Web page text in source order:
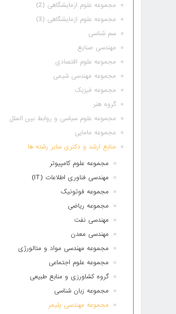
مجموعه علوم ازمایشگاهی (2)
مجموعه علوم ازمایشگاهی (3)
سم شناسی
مهندسی صنایع
مجموعه علوم اقتصادی
مجموعه مهندسی شیمی
مجموعه فیزیک
گروه هنر
مجموعه علوم سیاسی و روابط بین الملل
مجموعه مامایی
منابع ارشد و دکتری سایر رشته ها
مجموعه علوم کامپیوتر
مهندسی فناوری اطلاعات (IT)
مجموعه فوتونیک
مجموعه ریاضی
مهندسی نفت
مهندسی معدن
مجموعه مهندسی مواد و متالورژی
مجموعه علوم اجتماعی
گروه کشاورزی و منابع طبیعی
مجموعه زبان شناسی
مجموعه مهندسی پلیمر